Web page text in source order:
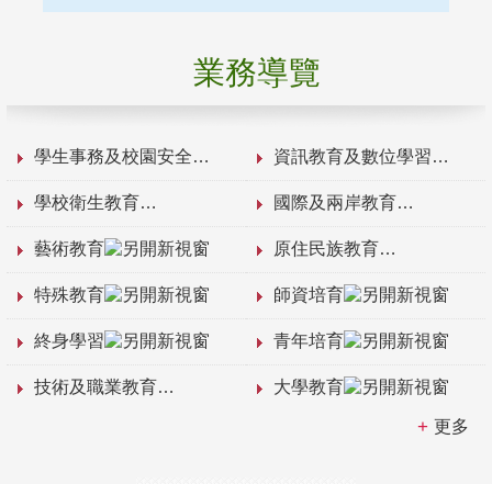
業務導覽
學生事務及校園安全 資訊教育及數位學習
學校衛生教育 國際及兩岸教育
藝術教育 原住民族教育
特殊教育 師資培育
終身學習 青年培育
技術及職業教育 大學教育
更多